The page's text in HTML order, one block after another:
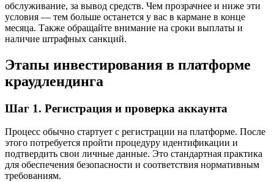
обслуживание, за вывод средств. Чем прозрачнее и ниже эти
условия — тем больше останется у вас в кармане в конце
месяца. Также обращайте внимание на сроки выплаты и
наличие штрафных санкций.
Этапы инвестирования в платформе
краудлендинга
Шаг 1. Регистрация и проверка аккаунта
Процесс обычно стартует с регистрации на платформе. После
этого потребуется пройти процедуру идентификации и
подтвердить свои личные данные. Это стандартная практика
для обеспечения безопасности и соответствия нормативным
требованиям.